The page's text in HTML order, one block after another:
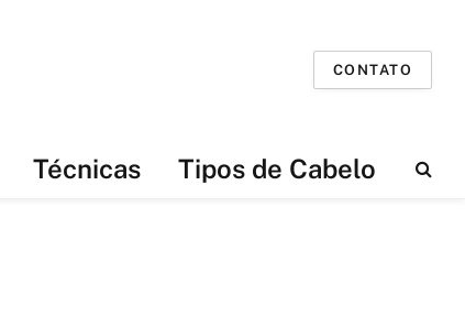
CONTATO
Técnicas Tipos de Cabelo